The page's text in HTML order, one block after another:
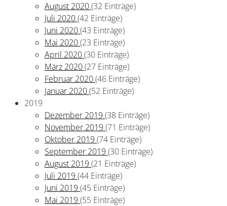
August 2020(32 Einträge)
Juli 2020(42 Einträge)
Juni 2020(43 Einträge)
Mai 2020(23 Einträge)
April 2020(30 Einträge)
März 2020(27 Einträge)
Februar 2020(46 Einträge)
Januar 2020(52 Einträge)
2019
Dezember 2019 (38 Einträge)
November 2019 (71 Einträge)
Oktober 2019 (74 Einträge)
September 2019 (30 Einträge)
August 2019 (21 Einträge)
Juli 2019 (44 Einträge)
Juni 2019 (45 Einträge)
Mai 2019 (55 Einträge)